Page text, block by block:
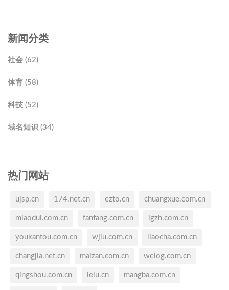
新闻分类
社会 (62)
体育 (58)
科技 (52)
域名知识 (34)
热门网站
ujsp.cn 174.net.cn ezto.cn chuangxue.com.cn
miaodui.com.cn fanfang.com.cn igzh.com.cn
youkantou.com.cn wjiu.com.cn liaocha.com.cn
changjia.net.cn maizan.com.cn welog.com.cn
qingshou.com.cn ieiu.cn mangba.com.cn